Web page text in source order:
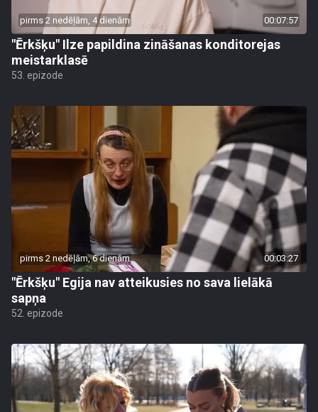
pirms 2 nedēļām, 4 dienām 00:07:57
"Ērkšķu" Ilze papildina zināšanas konditorejas
meistarklasē
53. epizode
pirms 2 nedēļām, 6 dienām 00:03:27
"Ērkšķu" Egija nav atteikusies no sava lielākā
sapņa
52. epizode